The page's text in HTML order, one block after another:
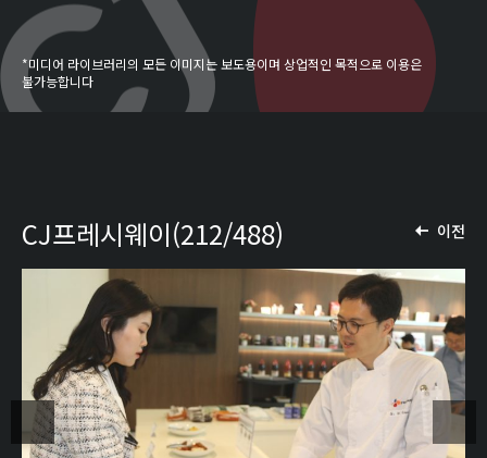
*미디어 라이브러리의 모든 이미지는 보도용이며 상업적인 목적으로 이용은
불가능합니다
이전
CJ프레시웨이(212/488)